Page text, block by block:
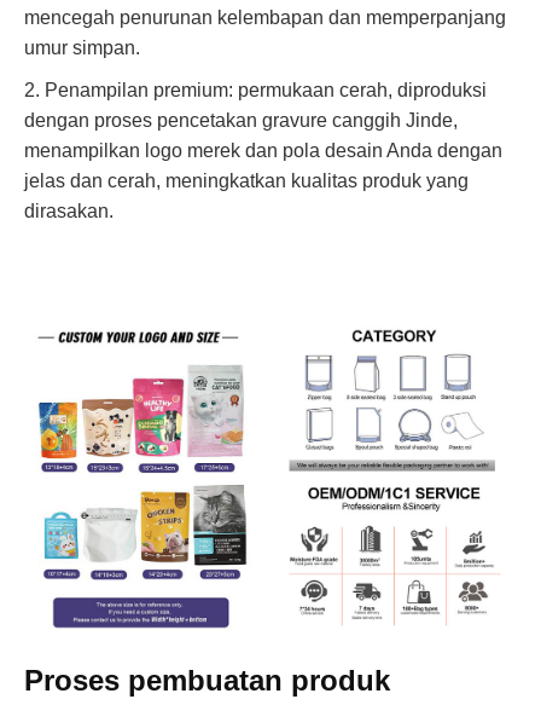
mencegah penurunan kelembapan dan memperpanjang
umur simpan.
2. Penampilan premium: permukaan cerah, diproduksi
dengan proses pencetakan gravure canggih Jinde,
menampilkan logo merek dan pola desain Anda dengan
jelas dan cerah, meningkatkan kualitas produk yang
dirasakan.
Proses pembuatan produk